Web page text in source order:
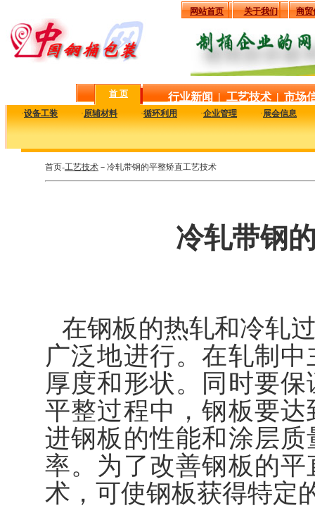
网站首页 关于我们 商贸
首 页 行业新闻 | 工艺技术 | 市场
·设备工装 ·原辅材料 ·循环利用 ·企业管理 ·展会信息
首页-工艺技术 －冷轧带钢的平整矫直工艺技术
冷轧带钢
在钢板的热轧和冷轧
广泛地进行。在轧制
厚度和形状。同时要
平整过程中，钢板要
进钢板的性能和涂层
率。为了改善钢板的
术，可使钢板获得特定